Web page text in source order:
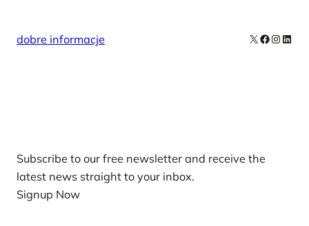
dobre informacje X Facebook
Subscribe to our free newsletter and receive the
latest news straight to your inbox.
Signup Now